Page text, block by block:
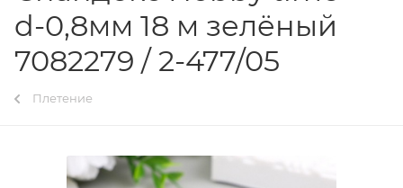
d-0,8мм 18 м зелёный
7082279 / 2-477/05
Плетение